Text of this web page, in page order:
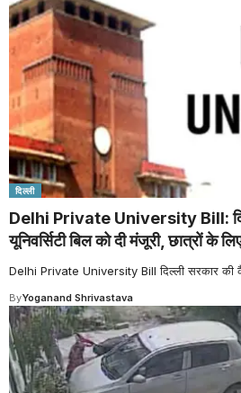
दिल्ली
Delhi Private University Bill:
यूनिवर्सिटी बिल को दी मंजूरी, छात्रों के
Delhi Private University Bill दिल्ली सरकार की
ByYoganand Shrivastava